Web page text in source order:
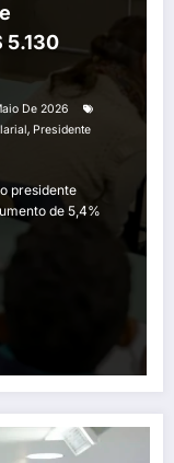
5.130
De 2026
, Presidente
presidente
de 5,4%